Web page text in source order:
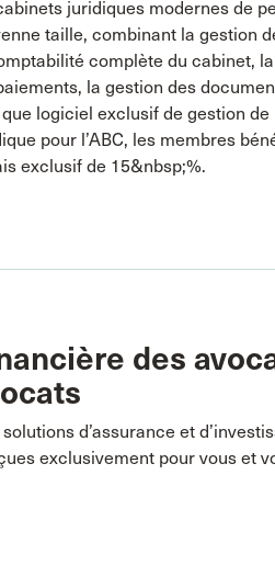
juridiques modernes de
taille, combinant la gestion
complète du cabinet,
la gestion des
logiciel exclusif de gestion de
pour l’ABC, les membres
exclusif de 15&nbsp;%.
des
solutions d’assurance et
exclusivement pour vous et